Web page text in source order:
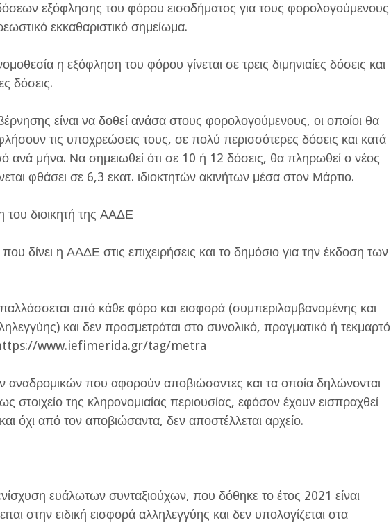
εξόφλησης του φόρου εισοδήματος για τους φορολογούμενους
εκκαθαριστικό σημείωμα.
η εξόφληση του φόρου γίνεται σε τρεις διμηνιαίες δόσεις και
δόσεις.
είναι να δοθεί ανάσα στους φορολογούμενους, οι οποίοι θα
τις υποχρεώσεις τους, σε πολύ περισσότερες δόσεις και κατά
ανά μήνα. Να σημειωθεί ότι σε 10 ή 12 δόσεις, θα πληρωθεί ο νέος
φθάσει σε 6,3 εκατ. ιδιοκτητών ακινήτων μέσα στον Μάρτιο.
διοικητή της ΑΑΔΕ
δίνει η ΑΑΔΕ στις επιχειρήσεις και το δημόσιο για την έκδοση των
από κάθε φόρο και εισφορά (συμπεριλαμβανομένης και
και δεν προσμετράται στο συνολικό, πραγματικό ή τεκμαρτό
www.iefimerida.gr/tag/metra
αναδρομικών που αφορούν αποβιώσαντες και τα οποία δηλώνονται
στοιχείο της κληρονομιαίας περιουσίας, εφόσον έχουν εισπραχθεί
όχι από τον αποβιώσαντα, δεν αποστέλλεται αρχείο.
ευάλωτων συνταξιούχων, που δόθηκε το έτος 2021 είναι
στην ειδική εισφορά αλληλεγγύης και δεν υπολογίζεται στα